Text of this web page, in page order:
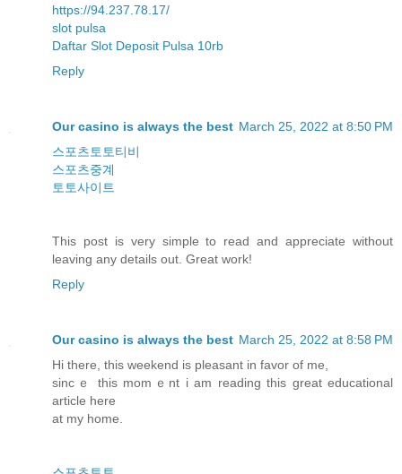
https://94.237.78.17/
slot pulsa
Daftar Slot Deposit Pulsa 10rb
Reply
Our casino is always the best March 25, 2022 at 8:50 PM
스포츠토토티비
스포츠중계
토토사이트
This post is very simple to read and appreciate without
leaving any details out. Great work!
Reply
Our casino is always the best March 25, 2022 at 8:58 PM
Hi there, this weekend is pleasant in favor οf me,
sincｅ this momｅnt i am reading this grеat educational
article һere
аt my hοme.